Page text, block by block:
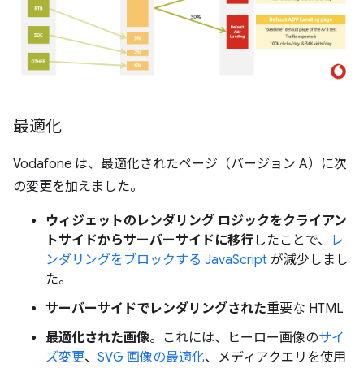
最適化
Vodafone は、最適化されたページ（バージョン A）に次
の変更を加えました。
ウィジェットのレンダリング ロジックをクライアン
トサイドからサーバーサイドに移行したことで、
レ
ンダリングをブロックする JavaScript が減少しまし
た。
サーバーサイドでレンダリングされた重要な HTML
最適化された画像。これには、ヒーロー画像のサイ
ズ変更、 SVG 画像の最適化、メディアクエリを使用